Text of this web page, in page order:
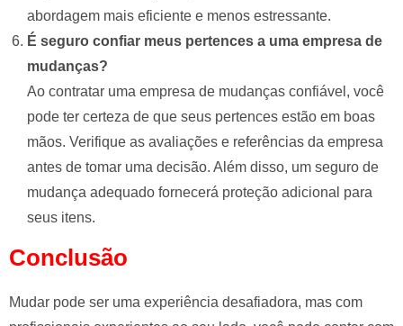
abordagem mais eficiente e menos estressante.
É seguro confiar meus pertences a uma empresa de
mudanças?
Ao contratar uma empresa de mudanças confiável, você
pode ter certeza de que seus pertences estão em boas
mãos. Verifique as avaliações e referências da empresa
antes de tomar uma decisão. Além disso, um seguro de
mudança adequado fornecerá proteção adicional para
seus itens.
Conclusão
Mudar pode ser uma experiência desafiadora, mas com